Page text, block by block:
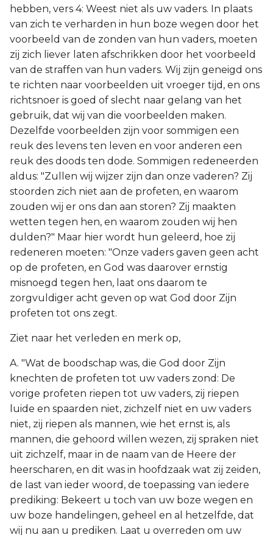
hebben, vers 4: Weest niet als uw vaders. In plaats
van zich te verharden in hun boze wegen door het
voorbeeld van de zonden van hun vaders, moeten
zij zich liever laten afschrikken door het voorbeeld
van de straffen van hun vaders. Wij zijn geneigd ons
te richten naar voorbeelden uit vroeger tijd, en ons
richtsnoer is goed of slecht naar gelang van het
gebruik, dat wij van die voorbeelden maken.
Dezelfde voorbeelden zijn voor sommigen een
reuk des levens ten leven en voor anderen een
reuk des doods ten dode. Sommigen redeneerden
aldus: "Zullen wij wijzer zijn dan onze vaderen? Zij
stoorden zich niet aan de profeten, en waarom
zouden wij er ons dan aan storen? Zij maakten
wetten tegen hen, en waarom zouden wij hen
dulden?" Maar hier wordt hun geleerd, hoe zij
redeneren moeten: "Onze vaders gaven geen acht
op de profeten, en God was daarover ernstig
misnoegd tegen hen, laat ons daarom te
zorgvuldiger acht geven op wat God door Zijn
profeten tot ons zegt.
Ziet naar het verleden en merk op,
A. "Wat de boodschap was, die God door Zijn
knechten de profeten tot uw vaders zond: De
vorige profeten riepen tot uw vaders, zij riepen
luide en spaarden niet, zichzelf niet en uw vaders
niet, zij riepen als mannen, wie het ernst is, als
mannen, die gehoord willen wezen, zij spraken niet
uit zichzelf, maar in de naam van de Heere der
heerscharen, en dit was in hoofdzaak wat zij zeiden,
de last van ieder woord, de toepassing van iedere
prediking: Bekeert u toch van uw boze wegen en
uw boze handelingen, geheel en al hetzelfde, dat
wij nu aan u prediken. Laat u overreden om uw